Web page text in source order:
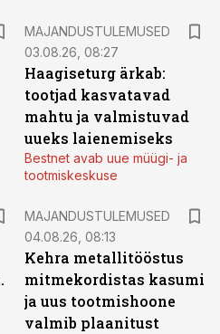
MAJANDUSTULEMUSED
03.08.26, 08:27
Haagiseturg ärkab:
tootjad kasvatavad
mahtu ja valmistuvad
uueks laienemiseks
Bestnet avab uue müügi- ja
tootmiskeskuse
MAJANDUSTULEMUSED
04.08.26, 08:13
Kehra metallitööstus
mitmekordistas kasumi
ja uus tootmishoone
valmib plaanitust